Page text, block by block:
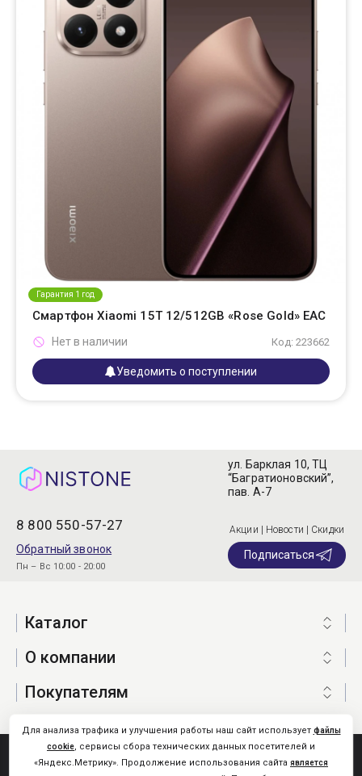
Гарантия 1 год
Смартфон Xiaomi 15T 12/512GB «Rose Gold» EAC
Код: 223662
Нет в наличии
Уведомить о поступлении
8 800 550-57-27
Обратный звонок
Пн – Вс 10:00 - 20:00
ул. Барклая 10, ТЦ
“Багратионовский”,
пав. А-7
Акции | Новости | Скидки
Подписаться
Каталог
О компании
Покупателям
Nistone.Ru © 2026
Для анализа трафика и улучшения работы наш сайт использует файлы
cookie, сервисы сбора технических данных посетителей и
«Яндекс.Метрику». Продолжение использования сайта является